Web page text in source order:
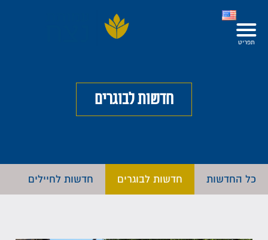
חדשות לבוגרים
כל החדשות חדשות לבוגרים חדשות לחיילים